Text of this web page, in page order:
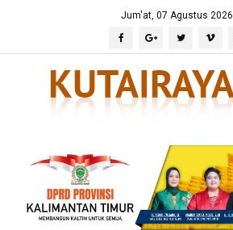
Jum'at, 07 Agustus 2026